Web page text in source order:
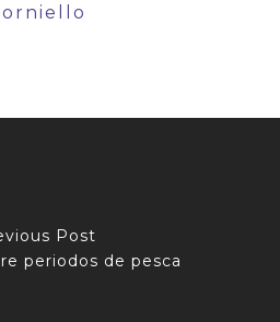
Post
periodos de pesca